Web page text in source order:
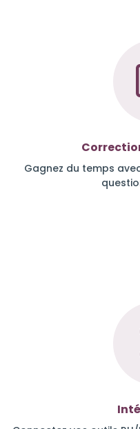
Gagnez du temps